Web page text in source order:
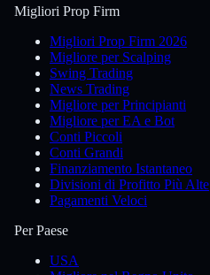
Migliori Prop Firm
Migliori Prop Firm 2026
Migliore per Scalping
Swing Trading
News Trading
Migliore per Principianti
Migliore per EA e Bot
Conti Piccoli
Conti Grandi
Finanziamento Istantaneo
Divisioni di Profitto Più Alte
Pagamenti Veloci
Per Paese
USA